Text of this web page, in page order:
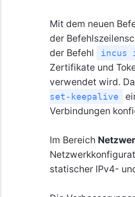
Mit dem neuen
der
der Befehl
incus
Zertifikate und
verwendet wird.
set-keepalive
Verbindungen
Im Bereich
statischer IPv4-